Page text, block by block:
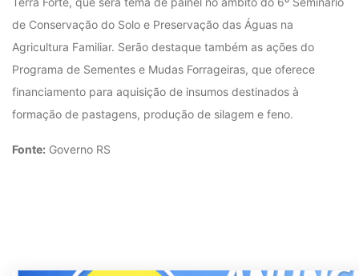
de Conservação do Solo e Preservação das Águas na
Agricultura Familiar. Serão destaque também as ações do
Programa de Sementes e Mudas Forrageiras, que oferece
financiamento para aquisição de insumos destinados à
formação de pastagens, produção de silagem e feno.
Fonte: Governo RS